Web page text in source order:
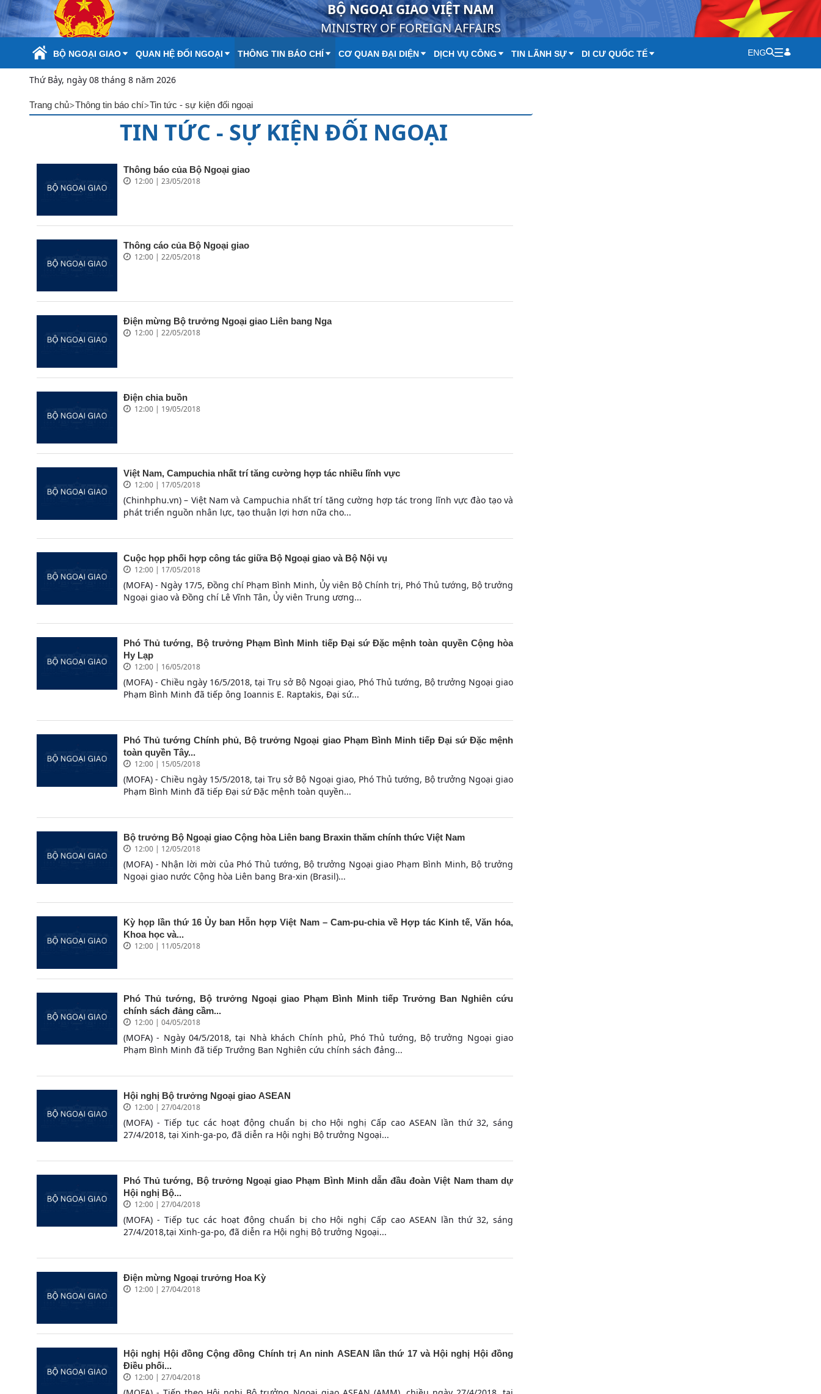
Skip to Main Content BỘ NGOẠI GIAO VIỆT NAM
MINISTRY OF FOREIGN AFFAIRS
BỘ NGOẠI GIAO QUAN HỆ ĐỐI NGOẠI THÔNG TIN BÁO CHÍ CƠ QUAN ĐẠI DIỆN DỊCH VỤ CÔNG TIN LÃNH SỰ DI CƯ QUỐC TẾ ENG
Thứ Bảy, ngày 08 tháng 8 năm 2026
Trang chủ>Thông tin báo chí>Tin tức - sự kiện đối ngoại
TIN TỨC - SỰ KIỆN ĐỐI NGOẠI
Thông báo của Bộ Ngoại giao
12:00 | 23/05/2018
Thông cáo của Bộ Ngoại giao
12:00 | 22/05/2018
Điện mừng Bộ trưởng Ngoại giao Liên bang Nga
12:00 | 22/05/2018
Điện chia buồn
12:00 | 19/05/2018
Việt Nam, Campuchia nhất trí tăng cường hợp tác nhiều lĩnh vực
12:00 | 17/05/2018
(Chinhphu.vn) – Việt Nam và Campuchia nhất trí tăng cường hợp tác trong lĩnh vực đào tạo và
phát triển nguồn nhân lực, tạo thuận lợi hơn nữa cho...
Cuộc họp phối hợp công tác giữa Bộ Ngoại giao và Bộ Nội vụ
12:00 | 17/05/2018
(MOFA) - Ngày 17/5, Đồng chí Phạm Bình Minh, Ủy viên Bộ Chính trị, Phó Thủ tướng, Bộ trưởng
Ngoại giao và Đồng chí Lê Vĩnh Tân, Ủy viên Trung ương...
Phó Thủ tướng, Bộ trưởng Phạm Bình Minh tiếp Đại sứ Đặc mệnh toàn quyền Cộng hòa
Hy Lạp
12:00 | 16/05/2018
(MOFA) - Chiều ngày 16/5/2018, tại Trụ sở Bộ Ngoại giao, Phó Thủ tướng, Bộ trưởng Ngoại giao
Phạm Bình Minh đã tiếp ông Ioannis E. Raptakis, Đại sứ...
Phó Thủ tướng Chính phủ, Bộ trưởng Ngoại giao Phạm Bình Minh tiếp Đại sứ Đặc mệnh
toàn quyền Tây...
12:00 | 15/05/2018
(MOFA) - Chiều ngày 15/5/2018, tại Trụ sở Bộ Ngoại giao, Phó Thủ tướng, Bộ trưởng Ngoại giao
Phạm Bình Minh đã tiếp Đại sứ Đặc mệnh toàn quyền...
Bộ trưởng Bộ Ngoại giao Cộng hòa Liên bang Braxin thăm chính thức Việt Nam
12:00 | 12/05/2018
(MOFA) - Nhận lời mời của Phó Thủ tướng, Bộ trưởng Ngoại giao Phạm Bình Minh, Bộ trưởng
Ngoại giao nước Cộng hòa Liên bang Bra-xin (Brasil)...
Kỳ họp lần thứ 16 Ủy ban Hỗn hợp Việt Nam – Cam-pu-chia về Hợp tác Kinh tế, Văn hóa,
Khoa học và...
12:00 | 11/05/2018
Phó Thủ tướng, Bộ trưởng Ngoại giao Phạm Bình Minh tiếp Trưởng Ban Nghiên cứu
chính sách đảng cầm...
12:00 | 04/05/2018
(MOFA) - Ngày 04/5/2018, tại Nhà khách Chính phủ, Phó Thủ tướng, Bộ trưởng Ngoại giao
Phạm Bình Minh đã tiếp Trưởng Ban Nghiên cứu chính sách đảng...
Hội nghị Bộ trưởng Ngoại giao ASEAN
12:00 | 27/04/2018
(MOFA) - Tiếp tục các hoạt động chuẩn bị cho Hội nghị Cấp cao ASEAN lần thứ 32, sáng
27/4/2018, tại Xinh-ga-po, đã diễn ra Hội nghị Bộ trưởng Ngoại...
Phó Thủ tướng, Bộ trưởng Ngoại giao Phạm Bình Minh dẫn đầu đoàn Việt Nam tham dự
Hội nghị Bộ...
12:00 | 27/04/2018
(MOFA) - Tiếp tục các hoạt động chuẩn bị cho Hội nghị Cấp cao ASEAN lần thứ 32, sáng
27/4/2018,tại Xinh-ga-po, đã diễn ra Hội nghị Bộ trưởng Ngoại...
Điện mừng Ngoại trưởng Hoa Kỳ
12:00 | 27/04/2018
Hội nghị Hội đồng Cộng đồng Chính trị An ninh ASEAN lần thứ 17 và Hội nghị Hội đồng
Điều phối...
12:00 | 27/04/2018